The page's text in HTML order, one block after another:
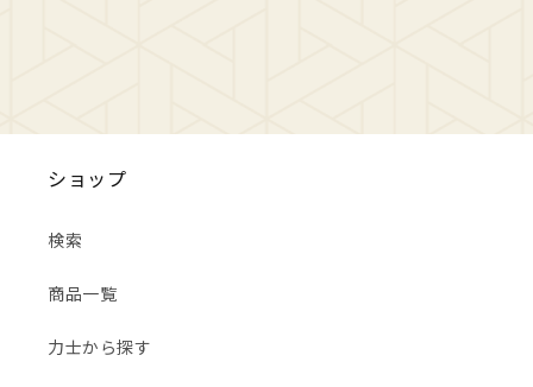
ショップ
検索
商品一覧
力士から探す